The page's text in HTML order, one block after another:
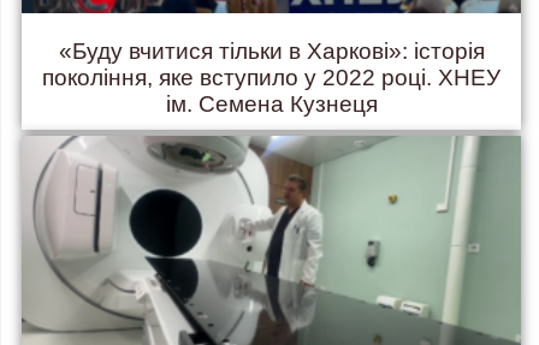
«Буду вчитися тільки в Харкові»: історія
покоління, яке вступило у 2022 році. ХНЕУ
ім. Семена Кузнеця